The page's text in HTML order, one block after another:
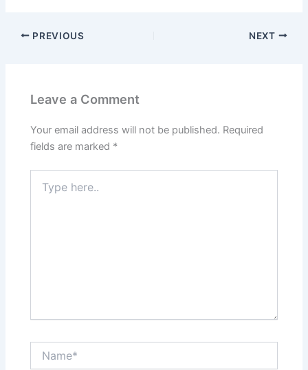
PREVIOUS NEXT
Leave a Comment
Your email address will not be published. Required
fields are marked *
here..